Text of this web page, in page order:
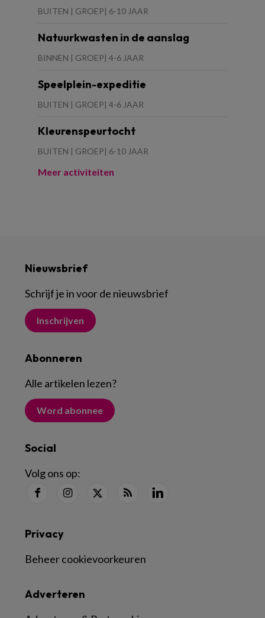
BUITEN | GROEP| 6-10 JAAR
Natuurkwasten in de aanslag
BINNEN | GROEP| 4-6 JAAR
Speelplein-expeditie
BUITEN | GROEP| 4-6 JAAR
Kleurenspeurtocht
BUITEN | GROEP| 6-10 JAAR
Meer activiteiten
Nieuwsbrief
Schrijf je in voor de nieuwsbrief
Inschrijven
Abonneren
Alle artikelen lezen?
Word abonnee
Social
Volg ons op:
Adverteren
Privacy
Beheer cookievoorkeuren